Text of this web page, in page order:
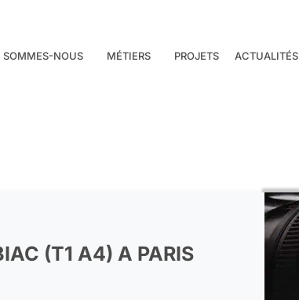
SOMMES-NOUS MÉTIERS PROJETS ACTUALITÉS
(T1 A4) A PARIS